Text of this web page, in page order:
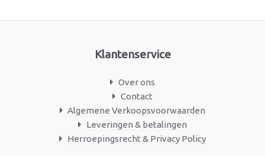
Klantenservice
Over ons
Contact
Algemene Verkoopsvoorwaarden
Leveringen & betalingen
Herroepingsrecht & Privacy Policy